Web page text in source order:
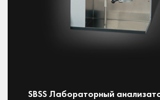
SBSS Лабораторный